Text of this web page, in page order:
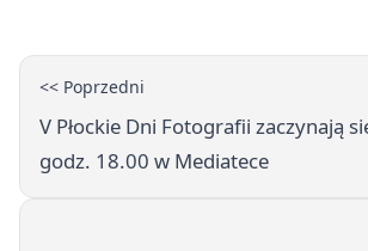
<< Poprzedni
V Płockie Dni Fotografii zaczynają
godz. 18.00 w Mediatece